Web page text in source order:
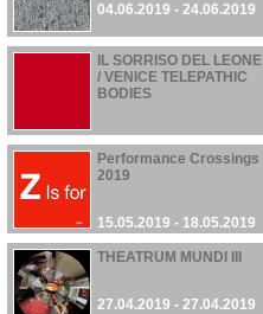
04.06.2019 - 24.06.2019
IL SORRISO DEL LEONE
/ VENICE TELEPATHIC
BODIES
01.06.2019 - 24.11.2019
Performance Crossings
2019
15.05.2019 - 18.05.2019
THEATRUM MUNDI III
27.04.2019 - 27.04.2019